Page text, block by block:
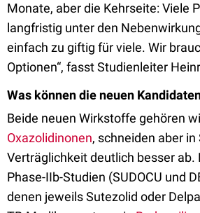
Monate, aber die Kehrseite: Viele
langfristig unter den
einfach zu giftig für viele. Wir
Optionen“, fasst Studienleiter
Was können die neuen
Beide neuen Wirkstoffe gehören
Oxazolidinonen, schneiden aber in
Verträglichkeit deutlich besser ab.
Phase-IIb-Studien (SUDOCU und
denen jeweils Sutezolid oder